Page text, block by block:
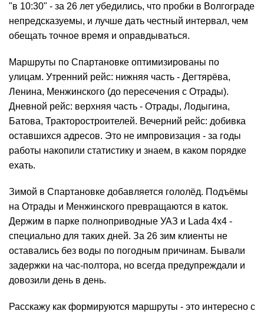
"в 10:30" - за 26 лет убедились, что пробки в Волгограде
непредсказуемы, и лучше дать честный интервал, чем
обещать точное время и оправдываться.
Маршруты по Спартановке оптимизированы по
улицам. Утренний рейс: нижняя часть - Дегтярёва,
Ленина, Менжинского (до пересечения с Отрады).
Дневной рейс: верхняя часть - Отрады, Лодыгина,
Батова, Тракторостроителей. Вечерний рейс: добивка
оставшихся адресов. Это не импровизация - за годы
работы накопили статистику и знаем, в каком порядке
ехать.
Зимой в Спартановке добавляется гололёд. Подъёмы
на Отрады и Менжинского превращаются в каток.
Держим в парке полноприводные УАЗ и Lada 4x4 -
специально для таких дней. За 26 зим клиенты не
оставались без воды по погодным причинам. Бывали
задержки на час-полтора, но всегда предупреждали и
довозили день в день.
Расскажу как формируются маршруты - это интересно с